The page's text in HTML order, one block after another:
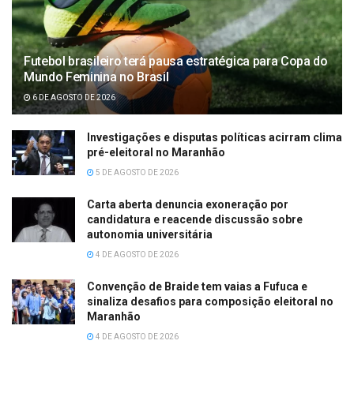
Futebol brasileiro terá pausa estratégica para Copa do
Mundo Feminina no Brasil
6 DE AGOSTO DE 2026
Investigações e disputas políticas acirram clima
pré-eleitoral no Maranhão
5 DE AGOSTO DE 2026
Carta aberta denuncia exoneração por
candidatura e reacende discussão sobre
autonomia universitária
4 DE AGOSTO DE 2026
Convenção de Braide tem vaias a Fufuca e
sinaliza desafios para composição eleitoral no
Maranhão
4 DE AGOSTO DE 2026